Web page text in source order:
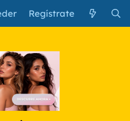
Regístrate